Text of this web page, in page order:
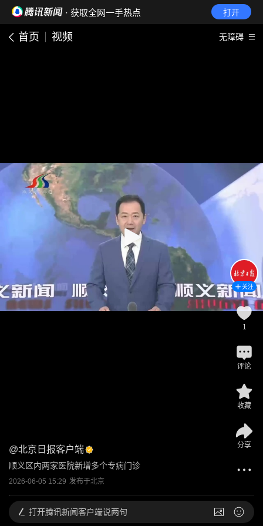
· 获取全网一手热点 打开
首页 视频 无障碍
@北京日报客户端
顺义区内两家医院新增多个专病门诊
2026-06-05 15:29 发布于北京
关注
1
评论
收藏
分享
打开腾讯新闻客户端说两句